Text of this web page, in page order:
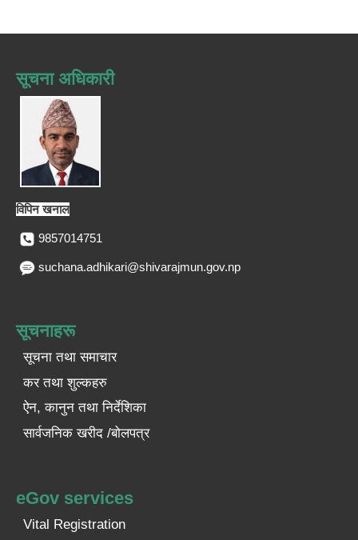
सूचना अधिकारी
विपिन खनाल
9857014751
suchana.adhikari@shivarajmun.gov.np
सूचनाहरू
सूचना तथा समाचार
कर तथा शुल्कहरु
ऐन, कानुन तथा निर्देशिका
सार्वजनिक खरीद /बोलपत्र
eGov services
Vital Registration